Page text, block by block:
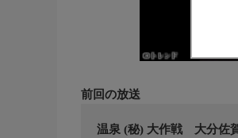
前回の放送
温泉 (秘) 大作戦 大分佐